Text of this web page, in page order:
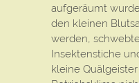
aufgeräumt
den kleinen
werden,
Insektenstiche
kleine